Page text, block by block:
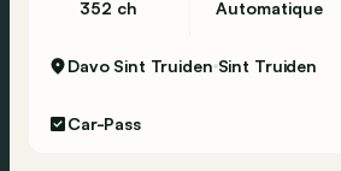
352 ch Automatique
Davo Sint Truiden Sint Truiden
Car-Pass